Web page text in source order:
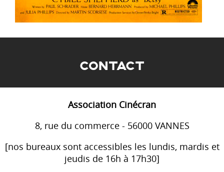
CONTACT
Association Cinécran
8, rue du commerce - 56000 VANNES
[nos bureaux sont accessibles les lundis, mardis et
jeudis de 16h à 17h30]